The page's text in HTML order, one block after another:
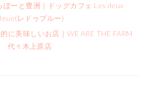
ぽーと豊洲｜ドッグカフェ Les deux
レドゥブルー)
に美味しいお店｜WE ARE THE FARM
代々木上原店